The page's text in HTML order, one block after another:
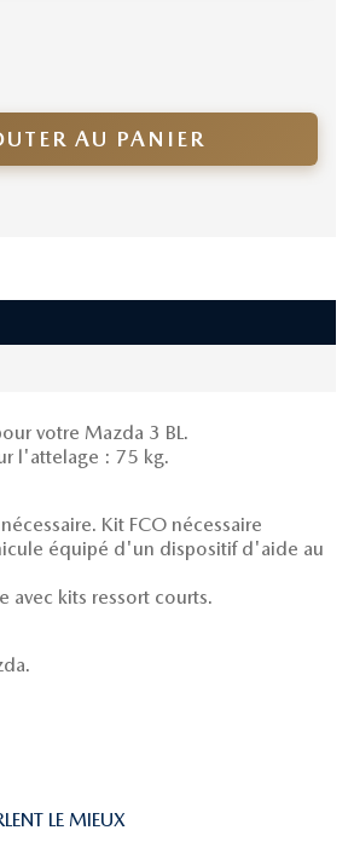
AU PANIER
votre Mazda 3 BL.
l'attelage : 75 kg.
Kit FCO nécessaire
équipé d'un dispositif d'aide au
avec kits ressort courts.
LE MIEUX